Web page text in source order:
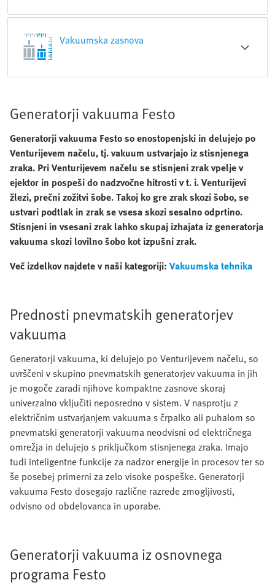
Vakuumska zasnova
Generatorji vakuuma Festo
Generatorji vakuuma Festo so enostopenjski in delujejo po
Venturijevem načelu, tj. vakuum ustvarjajo iz stisnjenega
zraka. Pri Venturijevem načelu se stisnjeni zrak vpelje v
ejektor in pospeši do nadzvočne hitrosti v t. i. Venturijevi
žlezi, prečni zožitvi šobe. Takoj ko gre zrak skozi šobo, se
ustvari podtlak in zrak se vsesa skozi sesalno odprtino.
Stisnjeni in vsesani zrak lahko skupaj izhajata iz generatorja
vakuuma skozi lovilno šobo kot izpušni zrak.
Več izdelkov najdete v naši kategoriji: Vakuumska tehnika
Prednosti pnevmatskih generatorjev
vakuuma
Generatorji vakuuma, ki delujejo po Venturijevem načelu, so
uvrščeni v skupino pnevmatskih generatorjev vakuuma in jih
je mogoče zaradi njihove kompaktne zasnove skoraj
univerzalno vključiti neposredno v sistem. V nasprotju z
električnim ustvarjanjem vakuuma s črpalko ali puhalom so
pnevmatski generatorji vakuuma neodvisni od električnega
omrežja in delujejo s priključkom stisnjenega zraka. Imajo
tudi inteligentne funkcije za nadzor energije in procesov ter so
še posebej primerni za zelo visoke pospeške. Generatorji
vakuuma Festo dosegajo različne razrede zmogljivosti,
odvisno od obdelovanca in uporabe.
Generatorji vakuuma iz osnovnega
programa Festo